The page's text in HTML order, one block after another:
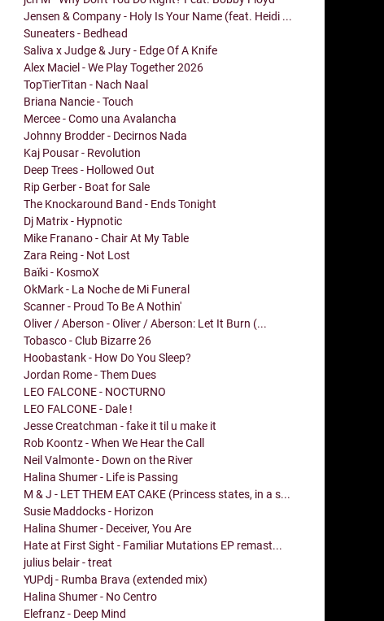
Jensen & Company - Holy Is Your Name (feat. Heidi ...
Suneaters - Bedhead
Saliva x Judge & Jury - Edge Of A Knife
Alex Maciel - We Play Together 2026
TopTierTitan - Nach Naal
Briana Nancie - Touch
Mercee - Como una Avalancha
Johnny Brodder - Decirnos Nada
Kaj Pousar - Revolution
Deep Trees - Hollowed Out
Rip Gerber - Boat for Sale
The Knockaround Band - Ends Tonight
Dj Matrix - Hypnotic
Mike Franano - Chair At My Table
Zara Reing - Not Lost
Baïki - KosmoX
OkMark - La Noche de Mi Funeral
Scanner - Proud To Be A Nothin'
Oliver / Aberson - Oliver / Aberson: Let It Burn (...
Tobasco - Club Bizarre 26
Hoobastank - How Do You Sleep?
Jordan Rome - Them Dues
LEO FALCONE - NOCTURNO
LEO FALCONE - Dale !
Jesse Creatchman - fake it til u make it
Rob Koontz - When We Hear the Call
Neil Valmonte - Down on the River
Halina Shumer - Life is Passing
M & J - LET THEM EAT CAKE (Princess states, in a s...
Susie Maddocks - Horizon
Halina Shumer - Deceiver, You Are
Hate at First Sight - Familiar Mutations EP remast...
julius belair - treat
YUPdj - Rumba Brava (extended mix)
Halina Shumer - No Centro
Elefranz - Deep Mind